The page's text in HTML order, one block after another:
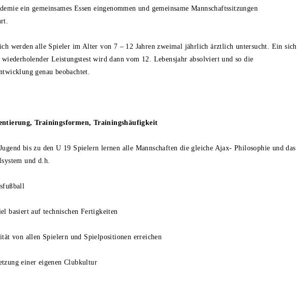
ein gemeinsames Essen eingenommen und gemeinsame Mannschaftssitzungen
werden alle Spieler im Alter von 7 – 12 Jahren zweimal jährlich ärztlich untersucht. Ein sich
Leistungstest wird dann vom 12. Lebensjahr absolviert und so die
genau beobachtet.
Trainingsformen, Trainingshäufigkeit
bis zu den U 19 Spielern lernen alle Mannschaften die gleiche Ajax- Philosophie und das
und d.h.
basiert auf technischen Fertigkeiten
von allen Spielern und Spielpositionen erreichen
einer eigenen Clubkultur